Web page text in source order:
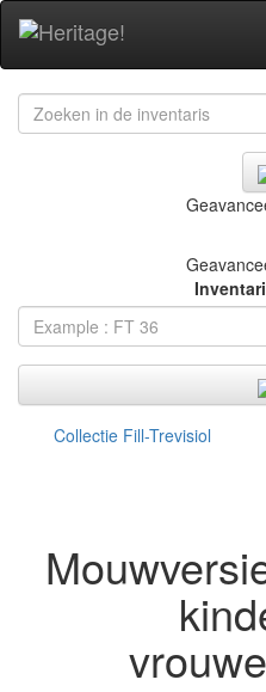
Collectie Fill-Trevisiol